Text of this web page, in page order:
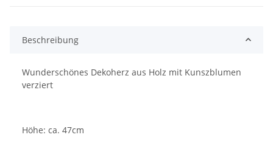
Beschreibung
Wunderschönes Dekoherz aus Holz mit Kunszblumen
verziert
Höhe: ca. 47cm